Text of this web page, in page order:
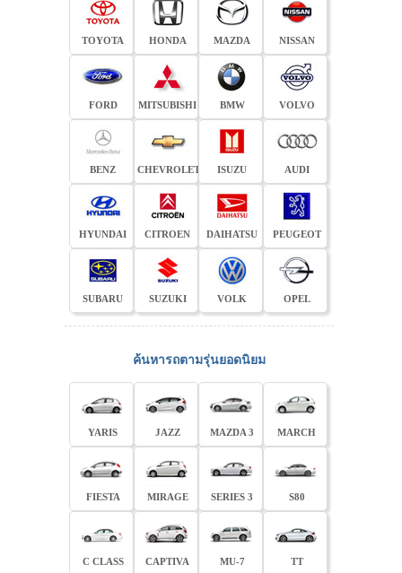
TOYOTA HONDA MAZDA NISSAN
FORD MITSUBISHI BMW VOLVO
BENZ CHEVROLET ISUZU AUDI
HYUNDAI CITROEN DAIHATSU PEUGEOT
SUBARU SUZUKI VOLK OPEL
ค้นหารถตามรุ่นยอดนิยม
YARIS JAZZ MAZDA 3 MARCH
FIESTA MIRAGE SERIES 3 S80
C CLASS CAPTIVA MU-7 TT